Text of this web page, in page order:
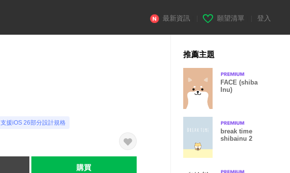
最新資訊 願望清單 登入
支援iOS 26部分設計規格
購買
推薦主題
FACE (shiba
Inu)
break time
shibainu 2